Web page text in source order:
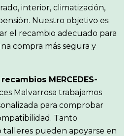
interior, climatización,
Nuestro objetivo es
el recambio adecuado para
compra más segura y
recambios MERCEDES-
Malvarrosa trabajamos
para comprobar
Tanto
talleres pueden apoyarse en